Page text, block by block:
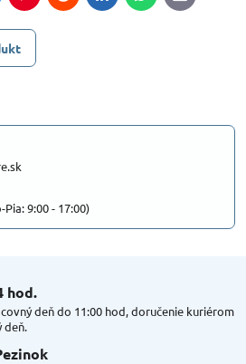
mail
9:00 - 17:00)
hod​.
deň do 11:00 hod, doručenie kuriérom
deň.